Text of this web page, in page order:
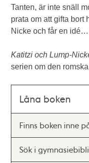
Tanten, är inte snäll
prata om att gifta bort
Nicke och får en idé…
Katitzi och Lump-
serien om den
Låna boken
Finns boken inne
Sök i